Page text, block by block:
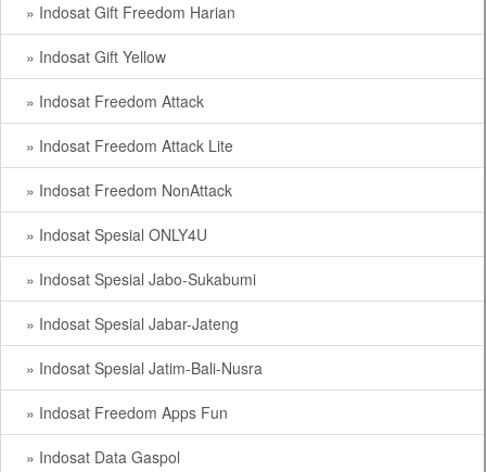
» Indosat Gift Freedom Harian
» Indosat Gift Yellow
» Indosat Freedom Attack
» Indosat Freedom Attack Lite
» Indosat Freedom NonAttack
» Indosat Spesial ONLY4U
» Indosat Spesial Jabo-Sukabumi
» Indosat Spesial Jabar-Jateng
» Indosat Spesial Jatim-Bali-Nusra
» Indosat Freedom Apps Fun
» Indosat Data Gaspol